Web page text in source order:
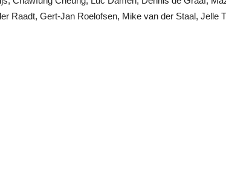
Raadt, Gert-Jan Roelofsen, Mike van der Staal, Jelle